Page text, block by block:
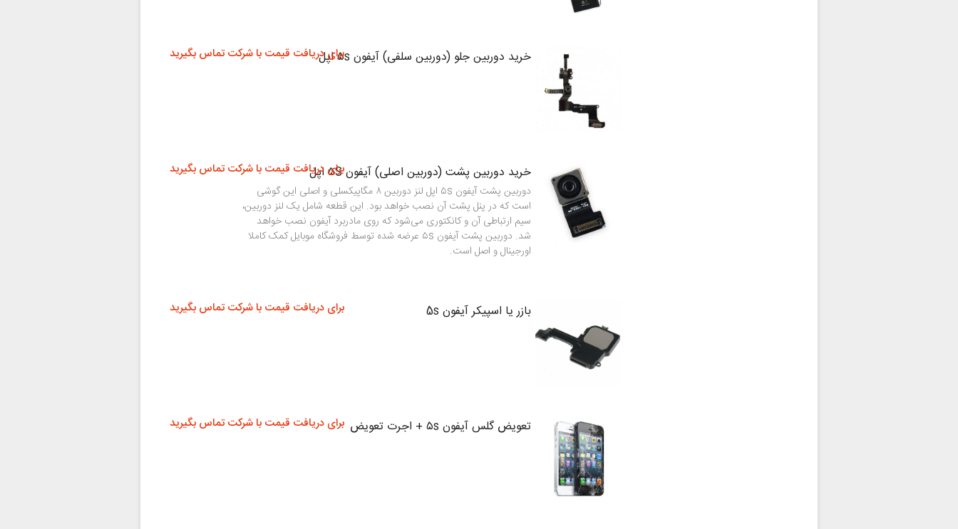
خرید دوربین جلو (دوربین سلفی) آیفون ۵s اپل برای دریافت قیمت با شرکت تماس بگیرید
خرید دوربین پشت (دوربین اصلی) آیفون ۵S اپل
دوربین پشت آیفون ۵s اپل لنز دوربین ۸ مگاپیکسلی و اصلی این گوشی
است که در پنل پشت آن نصب خواهد بود. این قطعه شامل یک لنز دوربین،
سیم ارتباطی آن و کانکتوری می‌شود که روی مادربرد آیفون نصب خواهد
شد. دوربین پشت آیفون ۵s عرضه شده توسط فروشگاه موبایل کمک کاملا
اورجینال و اصل است.
برای دریافت قیمت با شرکت تماس بگیرید
بازر یا اسپیکر آیفون 5s برای دریافت قیمت با شرکت تماس بگیرید
تعویض گلس آیفون ۵s + اجرت تعویض برای دریافت قیمت با شرکت تماس بگیرید